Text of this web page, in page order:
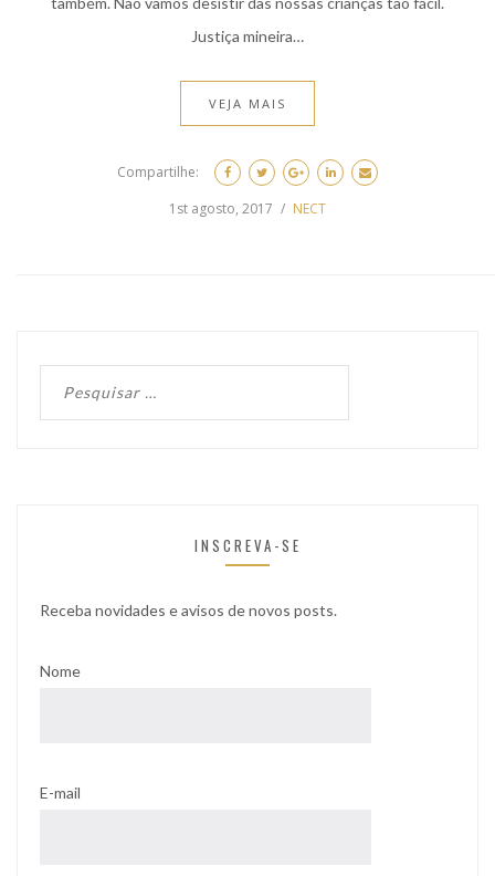
Justiça mineira…
VEJA MAIS
Compartilhe:
1st agosto, 2017
NECT
INSCREVA-SE
Receba novidades e avisos de novos posts.
Nome
E-mail